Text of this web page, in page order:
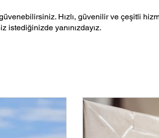
Hızlı, güvenilir ve çeşitli
istediğinizde yanınızdayız.